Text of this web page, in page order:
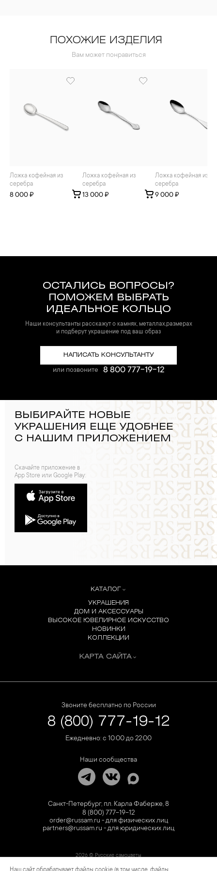
ПОХОЖИЕ ИЗДЕЛИЯ
Вам может понравиться
Ложка кофейная из
серебра
8 000 ₽
Ложка кофейная из
серебра
13 000 ₽
Ложка кофейная из
серебра
9 000 ₽
ОСТАЛИСЬ ВОПРОСЫ?
ПОМОЖЕМ ВЫБРАТЬ
ИДЕАЛЬНОЕ КОЛЬЦО
Наши консультанты расскажут о камнях, металлах,размерах
и подберут украшение под ваш образ
НАПИСАТЬ КОНСУЛЬТАНТУ
или позвоните 8 800 777-19-12
ВЫБИРАЙТЕ НОВЫЕ
УКРАШЕНИЯ ЕЩЕ УДОБНЕЕ
С НАШИМ ПРИЛОЖЕНИЕМ
Скачайте приложение в
App Store или Google Play:
КАТАЛОГ
УКРАШЕНИЯ
ДОМ И АКСЕССУАРЫ
ВЫСОКОЕ ЮВЕЛИРНОЕ ИСКУССТВО
НОВИНКИ
КОЛЛЕКЦИИ
КАРТА САЙТА
Звоните бесплатно по России
8 (800) 777-19-12
Ежедневно: с 10:00 до 22:00
Наши сообщества
Санкт-Петербург, пл. Карла Фаберже, 8
8 (800) 777-19-12
order@russam.ru - для физических лиц
partners@russam.ru - для юридических лиц
2026 © Русские самоцветы